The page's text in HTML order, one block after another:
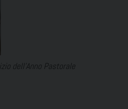
dell’Anno Pastorale